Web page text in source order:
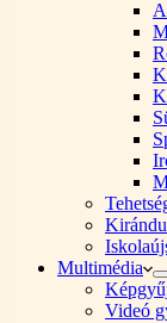
Multimédia
Videó